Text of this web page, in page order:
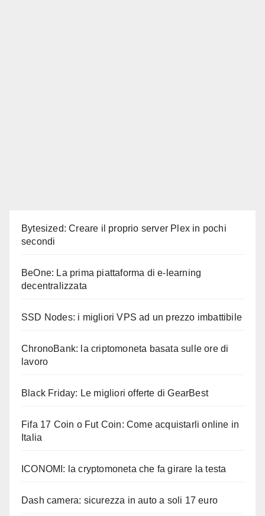
Bytesized: Creare il proprio server Plex in pochi
secondi
BeOne: La prima piattaforma di e-learning
decentralizzata
SSD Nodes: i migliori VPS ad un prezzo imbattibile
ChronoBank: la criptomoneta basata sulle ore di
lavoro
Black Friday: Le migliori offerte di GearBest
Fifa 17 Coin o Fut Coin: Come acquistarli online in
Italia
ICONOMI: la cryptomoneta che fa girare la testa
Dash camera: sicurezza in auto a soli 17 euro